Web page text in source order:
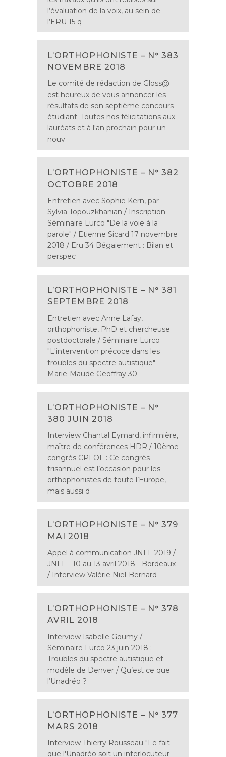
l’évaluation de la voix, au sein de
l’ERU 15 q
L’ORTHOPHONISTE – N° 383
NOVEMBRE 2018
Le comité de rédaction de Gloss@
est heureux de vous annoncer les
résultats de son septième concours
étudiant. Toutes nos félicitations aux
lauréats et à l'an prochain pour un
nouv
L’ORTHOPHONISTE – N° 382
OCTOBRE 2018
Entretien avec Sophie Kern, par
Sylvia Topouzkhanian / Inscription
Séminaire Lurco "De la voie à la
parole" / Etienne Sicard 17 novembre
2018 / Eru 34 Bégaiement : Bilan et
perspec
L’ORTHOPHONISTE – N° 381
SEPTEMBRE 2018
Entretien avec Anne Lafay,
orthophoniste, PhD et chercheuse
postdoctorale / Séminaire Lurco
"L'intervention précoce dans les
troubles du spectre autistique"
Marie-Maude Geoffray 30
L’ORTHOPHONISTE – N°
380 JUIN 2018
Interview Chantal Eymard, infirmière,
maître de conférences HDR / 10ème
congrès CPLOL : Ce congrès
trisannuel est l’occasion pour les
orthophonistes de toute l’Europe,
mais aussi d
L’ORTHOPHONISTE – N° 379
MAI 2018
Appel à communication JNLF 2019 /
JNLF - 10 au 13 avril 2018 - Bordeaux
/ Interview Valérie Niel-Bernard
L’ORTHOPHONISTE – N° 378
AVRIL 2018
Interview Isabelle Goumy /
Séminaire Lurco 23 juin 2018 :
Troubles du spectre autistique et
modèle de Denver / Qu’est ce que
l’Unadréo ?
L’ORTHOPHONISTE – N° 377
MARS 2018
Interview Thierry Rousseau "Le fait
que l'Unadréo soit un interlocuteur